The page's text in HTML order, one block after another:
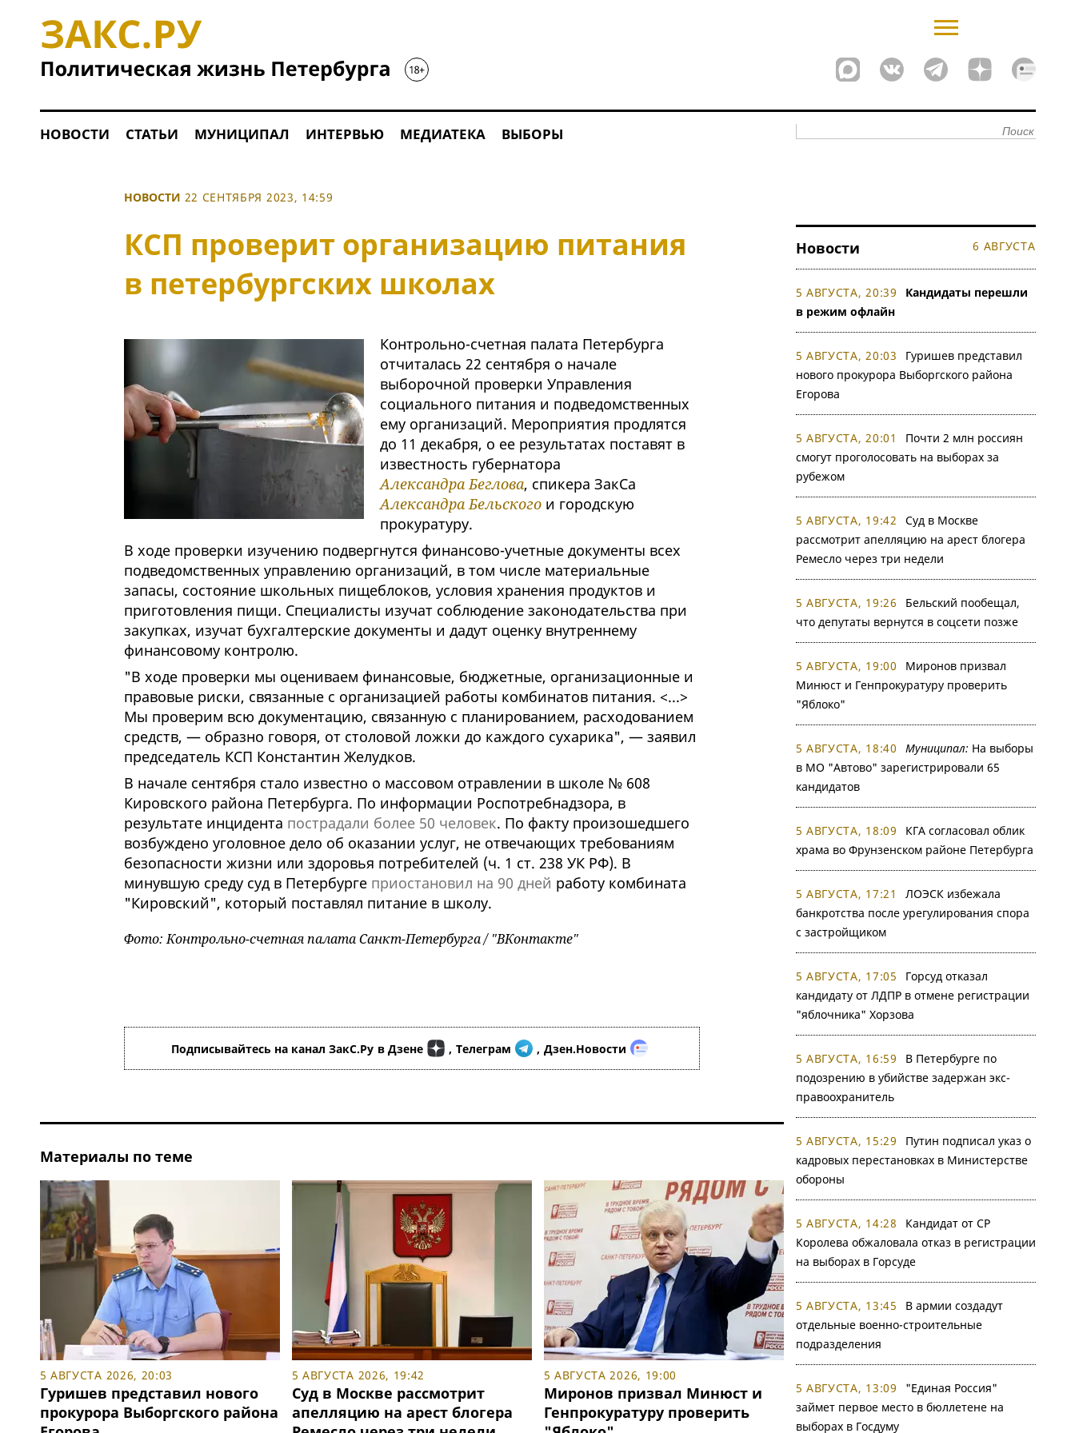
НОВОСТИ СТАТЬИ МУНИЦИПАЛ ИНТЕРВЬЮ МЕДИАТЕКА ВЫБОРЫ
НОВОСТИ 22 СЕНТЯБРЯ 2023, 14:59
КСП проверит организацию питания
в петербургских школах
Контрольно-счетная палата Петербурга
отчиталась 22 сентября о начале
выборочной проверки Управления
социального питания и подведомственных
ему организаций. Мероприятия продлятся
до 11 декабря, о ее результатах поставят в
известность губернатора
Александра Беглова, спикера ЗакСа
Александра Бельскогои городскую
прокуратуру.
В ходе проверки изучению подвергнутся финансово-учетные документы всех
подведомственных управлению организаций, в том числе материальные
запасы, состояние школьных пищеблоков, условия хранения продуктов и
приготовления пищи. Специалисты изучат соблюдение законодательства при
закупках, изучат бухгалтерские документы и дадут оценку внутреннему
финансовому контролю.
"В ходе проверки мы оцениваем финансовые, бюджетные, организационные и
правовые риски, связанные с организацией работы комбинатов питания. <...>
Мы проверим всю документацию, связанную с планированием, расходованием
средств, — образно говоря, от столовой ложки до каждого сухарика", — заявил
председатель КСП Константин Желудков.
В начале сентября стало известно о массовом отравлении в школе № 608
Кировского района Петербурга. По информации Роспотребнадзора, в
результате инцидента пострадали более 50 человек. По факту произошедшего
возбуждено уголовное дело об оказании услуг, не отвечающих требованиям
безопасности жизни или здоровья потребителей (ч. 1 ст. 238 УК РФ). В
минувшую среду суд в Петербурге приостановил на 90 дней работу комбината
"Кировский", который поставлял питание в школу.
Фото: Контрольно-счетная палата Санкт-Петербурга / "ВКонтакте"
Подписывайтесь на канал ЗакС.Ру в Дзене , Телеграм , Дзен.Новости
Материалы по теме
5 АВГУСТА 2026, 20:03
Гуришев представил нового
прокурора Выборгского района
5 АВГУСТА 2026, 19:42
Суд в Москве рассмотрит
апелляцию на арест блогера
5 АВГУСТА 2026, 19:00
Миронов призвал Минюст и
Генпрокуратуру проверить
Новости 6 АВГУСТА
5 АВГУСТА, 20:39
Кандидаты перешли
в режим офлайн
5 АВГУСТА, 20:03
Гуришев представил
нового прокурора Выборгского района
Егорова
5 АВГУСТА, 20:01
Почти 2 млн россиян
смогут проголосовать на выборах за
рубежом
5 АВГУСТА, 19:42
Суд в Москве
рассмотрит апелляцию на арест блогера
Ремесло через три недели
5 АВГУСТА, 19:26
Бельский пообещал,
что депутаты вернутся в соцсети позже
5 АВГУСТА, 19:00
Миронов призвал
Минюст и Генпрокуратуру проверить
"Яблоко"
5 АВГУСТА, 18:40 Муниципал: На выборы
в МО "Автово" зарегистрировали 65
кандидатов
5 АВГУСТА, 18:09
КГА согласовал облик
храма во Фрунзенском районе Петербурга
5 АВГУСТА, 17:21
ЛОЭСК избежала
банкротства после урегулирования спора
с застройщиком
5 АВГУСТА, 17:05
Горсуд отказал
кандидату от ЛДПР в отмене регистрации
"яблочника" Хорзова
5 АВГУСТА, 16:59
В Петербурге по
подозрению в убийстве задержан экс-
правоохранитель
5 АВГУСТА, 15:29
Путин подписал указ о
кадровых перестановках в Министерстве
обороны
5 АВГУСТА, 14:28
Кандидат от СР
Королева обжаловала отказ в регистрации
на выборах в Горсуде
5 АВГУСТА, 13:45
В армии создадут
отдельные военно-строительные
подразделения
5 АВГУСТА, 13:09
"Единая Россия"
займет первое место в бюллетене на
выборах в Госдуму